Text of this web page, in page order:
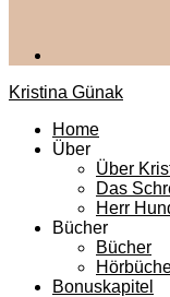
Kristina Günak
Home
Über
Über
Das
Herr
Bücher
Bücher
Bonuskapitel